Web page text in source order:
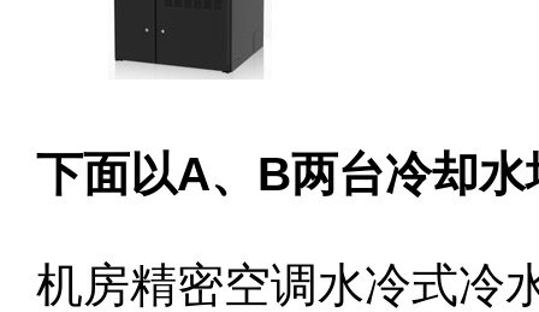
下面以A、B两台冷却
机房精密空调水冷式冷